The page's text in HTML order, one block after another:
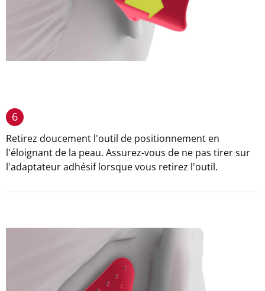
6
Retirez doucement l'outil de positionnement en
l'éloignant de la peau. Assurez-vous de ne pas tirer sur
l'adaptateur adhésif lorsque vous retirez l'outil.